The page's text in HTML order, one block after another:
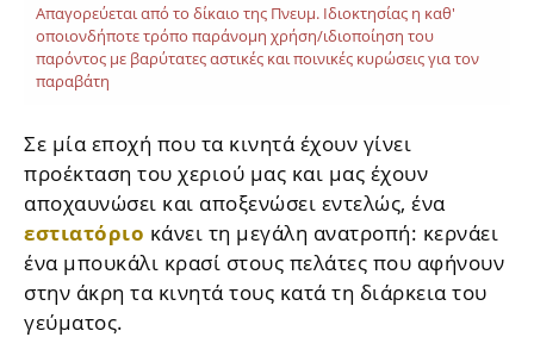
Απαγορεύεται από το δίκαιο της Πνευμ. Ιδιοκτησίας η καθ'
οποιονδήποτε τρόπο παράνομη χρήση/ιδιοποίηση του
παρόντος με βαρύτατες αστικές και ποινικές κυρώσεις για τον
παραβάτη
Σε μία εποχή που τα κινητά έχουν γίνει
προέκταση του χεριού μας και μας έχουν
αποχαυνώσει και αποξενώσει εντελώς, ένα
εστιατόριο κάνει τη μεγάλη ανατροπή: κερνάει
ένα μπουκάλι κρασί στους πελάτες που αφήνουν
στην άκρη τα κινητά τους κατά τη διάρκεια του
γεύματος.